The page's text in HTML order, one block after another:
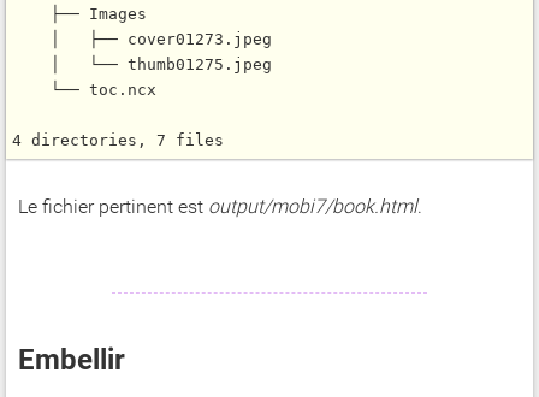
    ├── Images
    │   ├── cover01273.jpeg
    │   └── thumb01275.jpeg
    └── toc.ncx
Le fichier pertinent est output/mobi7/book.html.
Embellir